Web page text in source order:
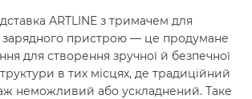
ARTLINE з тримачем для
зарядного пристрою — це продумане
для створення зручної й безпечної
в тих місцях, де традиційний
неможливий або ускладнений. Таке